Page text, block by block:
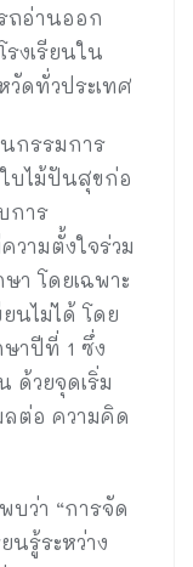
ถอ่านออก
งเรียนใน
วัดทั่วประเทศ
กรรมการ
บไม้ปันสุขก่อ
การ
ามตั้งใจร่วม
า โดยเฉพาะ
นไม่ได้ โดย
าปีที่ 1 ซึ่ง
ด้วยจุดเริ่ม
ลต่อ ความคิด
ว่า “การจัด
นรู้ระหว่าง